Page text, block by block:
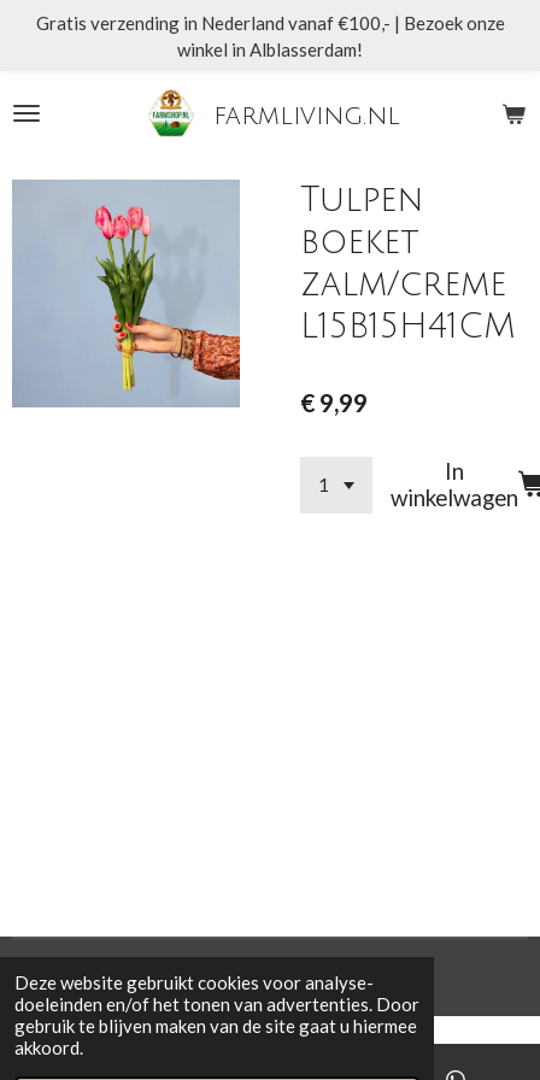
Deze website gebruikt cookies voor analyse-
doeleinden en/of het tonen van advertenties. Door
gebruik te blijven maken van de site gaat u hiermee
akkoord.
de
farmliving.nl
Gratis verzending in Nederland vanaf €100,- | Bezoek onze
winkel in Alblasserdam!
Tulpen
boeket
zalm/creme
L15B15H41CM
€ 9,99
In
winkelwagen
© 2021 Cowporation Farmshop